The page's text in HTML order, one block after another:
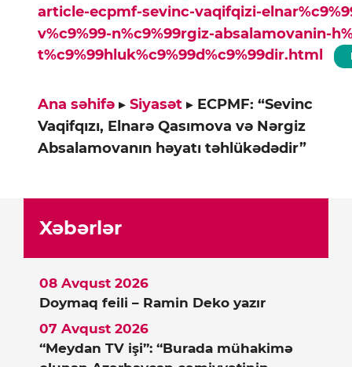
article-ecpmf-sevinc-vaqifqizi-
v%c9%99-n%c9%99rgiz-absalamovanin-
t%c9%99hluk%c9%99d%c9%99dir.html
Ana səhifə ▸ Siyasət ▸ ECPMF: “Sevinc
Vaqifqızı, Elnarə Qasımova və Nərgiz
Absalamovanın həyatı təhlükədədir”
Xəbərlər
Doymaq feili – Ramin Deko yazır
08 Avqust 2026
“Meydan TV işi”: “Burada mühakimə
07 Avqust 2026